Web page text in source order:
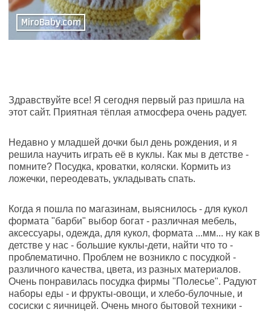
Здравствуйте все! Я сегодня первый раз пришла на
этот сайт. Приятная тёплая атмосфера очень радует.
Недавно у младшей дочки был день рождения, и я
решила научить играть её в куклы. Как мы в детстве -
помните? Посудка, кроватки, коляски. Кормить из
ложечки, переодевать, укладывать спать.
Когда я пошла по магазинам, выяснилось - для кукол
формата "барби" выбор богат - различная мебель,
аксессуары, одежда, для кукол, формата ...мм... ну как в
детстве у нас - большие куклы-дети, найти что то -
проблематично. Проблем не возникло с посудкой -
различного качества, цвета, из разных материалов.
Очень понравилась посудка фирмы "Полесье". Радуют
наборы еды - и фрукты-овощи, и хлебо-булочные, и
сосиски с яичницей. Очень много бытовой техники -